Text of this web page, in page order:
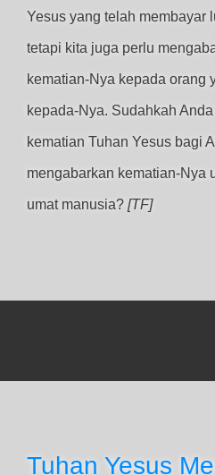
Yesus yang telah membayar
tetapi kita juga perlu
kematian-Nya kepada orang
kepada-Nya. Sudahkah
kematian Tuhan Yesus bagi
mengabarkan kematian-Nya
umat manusia? [TF]
Tuhan Yesus